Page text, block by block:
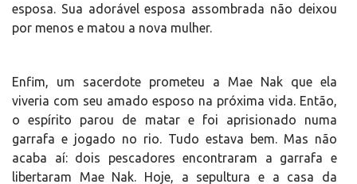
esposa. Sua adorável esposa assombrada não deixou
por menos e matou a nova mulher.
Enfim, um sacerdote prometeu a Mae Nak que ela
viveria com seu amado esposo na próxima vida. Então,
o espírito parou de matar e foi aprisionado numa
garrafa e jogado no rio. Tudo estava bem. Mas não
acaba aí: dois pescadores encontraram a garrafa e
libertaram Mae Nak. Hoje, a sepultura e a casa da